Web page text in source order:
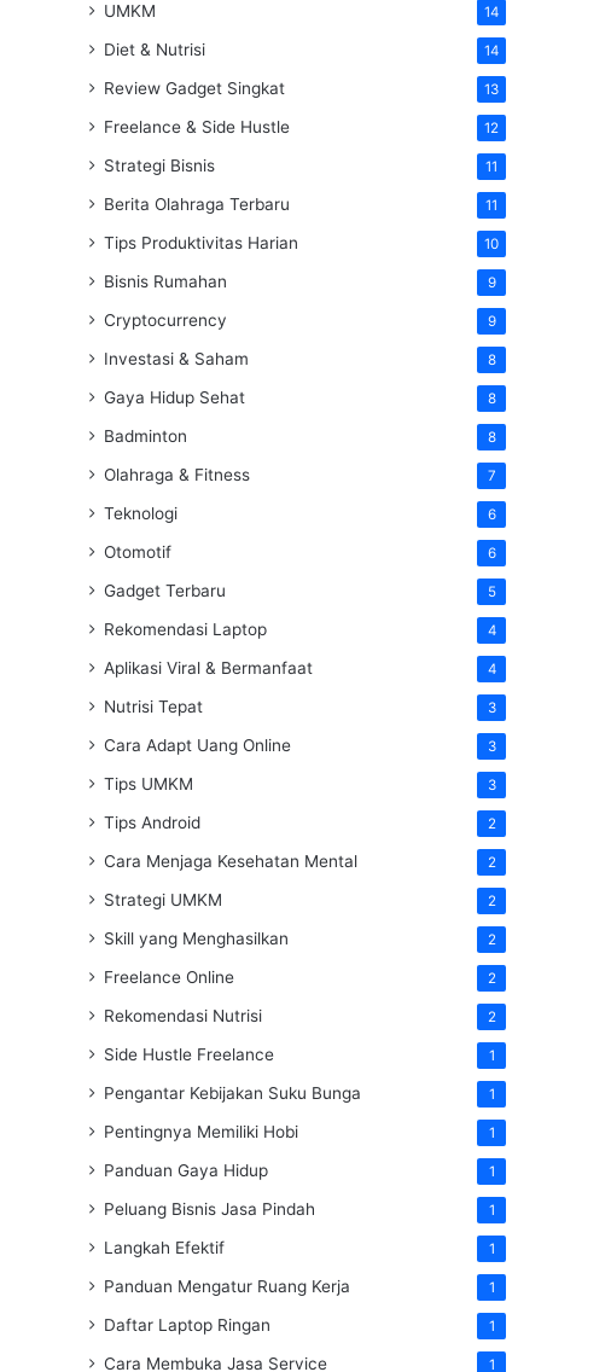
UMKM 14
Diet & Nutrisi 14
Review Gadget Singkat 13
Freelance & Side Hustle 12
Strategi Bisnis 11
Berita Olahraga Terbaru 11
Tips Produktivitas Harian 10
Bisnis Rumahan 9
Cryptocurrency 9
Investasi & Saham 8
Gaya Hidup Sehat 8
Badminton 8
Olahraga & Fitness 7
Teknologi 6
Otomotif 6
Gadget Terbaru 5
Rekomendasi Laptop 4
Aplikasi Viral & Bermanfaat 4
Nutrisi Tepat 3
Cara Adapt Uang Online 3
Tips UMKM 3
Tips Android 2
Cara Menjaga Kesehatan Mental 2
Strategi UMKM 2
Skill yang Menghasilkan 2
Freelance Online 2
Rekomendasi Nutrisi 2
Side Hustle Freelance 1
Pengantar Kebijakan Suku Bunga 1
Pentingnya Memiliki Hobi 1
Panduan Gaya Hidup 1
Peluang Bisnis Jasa Pindah 1
Langkah Efektif 1
Panduan Mengatur Ruang Kerja 1
Daftar Laptop Ringan 1
Cara Membuka Jasa Service 1